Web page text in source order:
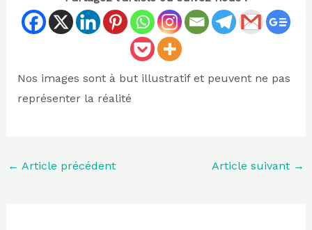
Nos images sont à but illustratif et peuvent ne pas
représenter la réalité
← Article précédent Article suivant →